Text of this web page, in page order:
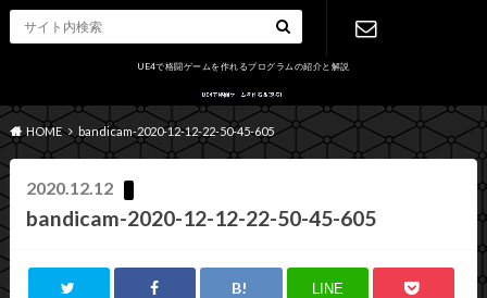
UE4で格闘ゲームを作れるプログラムの紹介と解説
せ
HOME bandicam-2020-12-12-22-50-45-605
2020.12.12
bandicam-2020-12-12-22-50-45-605
LINE